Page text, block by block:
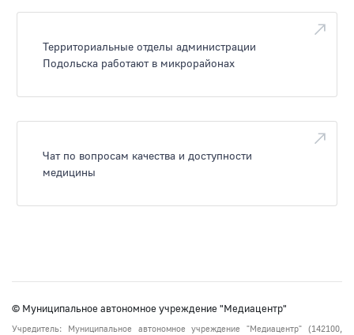
Территориальные отделы администрации
Подольска работают в микрорайонах
Чат по вопросам качества и доступности
медицины
© Муниципальное автономное учреждение "Медиацентр"
Учредитель: Муниципальное автономное учреждение "Медиацентр" (142100,